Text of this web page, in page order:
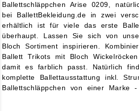
Ballettschläppchen Arise 0209,
bei BallettBekleidung.de in zwei
erhältlich ist für viele das erste
überhaupt. Lassen Sie sich von
Bloch Sortiment inspirieren.
Ballett Trikots mit Bloch
damit es farblich passt. Natürlich
komplette Ballettausstattung inkl.
Ballettschläppchen von einer Marke -